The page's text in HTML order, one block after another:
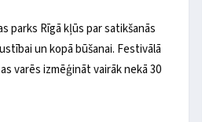
parks Rīgā kļūs par satikšanās
un kopā būšanai. Festivālā
varēs izmēģināt vairāk nekā 30